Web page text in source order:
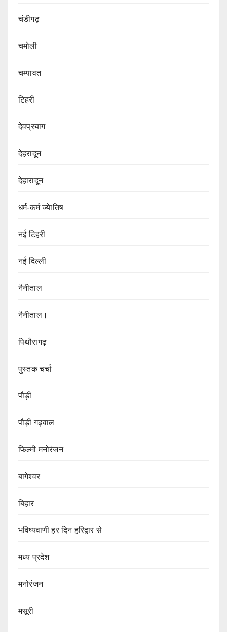
चंडीगढ़
चमोली
चम्पावत
टिहरी
देवप्रयाग
देहरादून
देहारादून
धर्म-कर्म ज्येातिष
नई टिहरी
नई दिल्ली
नैनीताल
नैनीताल।
पिथौरागढ़
पुस्तक चर्चा
पौड़ी
पौड़ी गढ़वाल
फिल्मी मनोरंजन
बागेश्वर
बिहार
भविष्यवाणी हर दिन हरिद्वार से
मध्य प्रदेश
मनोरंजन
मसूरी